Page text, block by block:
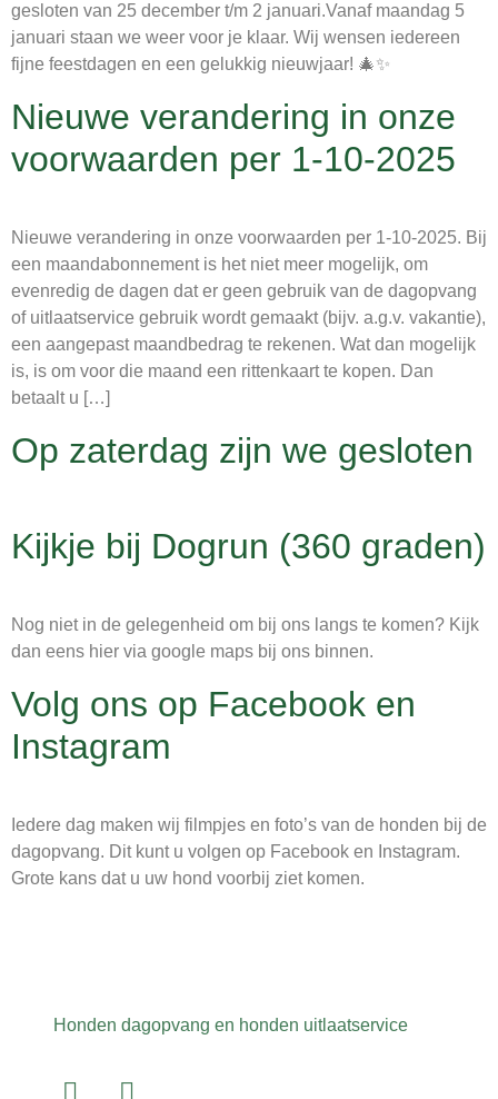
gesloten van 25 december t/m 2 januari.Vanaf maandag 5
januari staan we weer voor je klaar. Wij wensen iedereen
fijne feestdagen en een gelukkig nieuwjaar! 🎄✨
Nieuwe verandering in onze
voorwaarden per 1-10-2025
Nieuwe verandering in onze voorwaarden per 1-10-2025. Bij
een maandabonnement is het niet meer mogelijk, om
evenredig de dagen dat er geen gebruik van de dagopvang
of uitlaatservice gebruik wordt gemaakt (bijv. a.g.v. vakantie),
een aangepast maandbedrag te rekenen. Wat dan mogelijk
is, is om voor die maand een rittenkaart te kopen. Dan
betaalt u […]
Op zaterdag zijn we gesloten
Kijkje bij Dogrun (360 graden)
Nog niet in de gelegenheid om bij ons langs te komen? Kijk
dan eens hier via google maps bij ons binnen.
Volg ons op Facebook en
Instagram
Iedere dag maken wij filmpjes en foto’s van de honden bij de
dagopvang. Dit kunt u volgen op Facebook en Instagram.
Grote kans dat u uw hond voorbij ziet komen.
Honden dagopvang en honden uitlaatservice